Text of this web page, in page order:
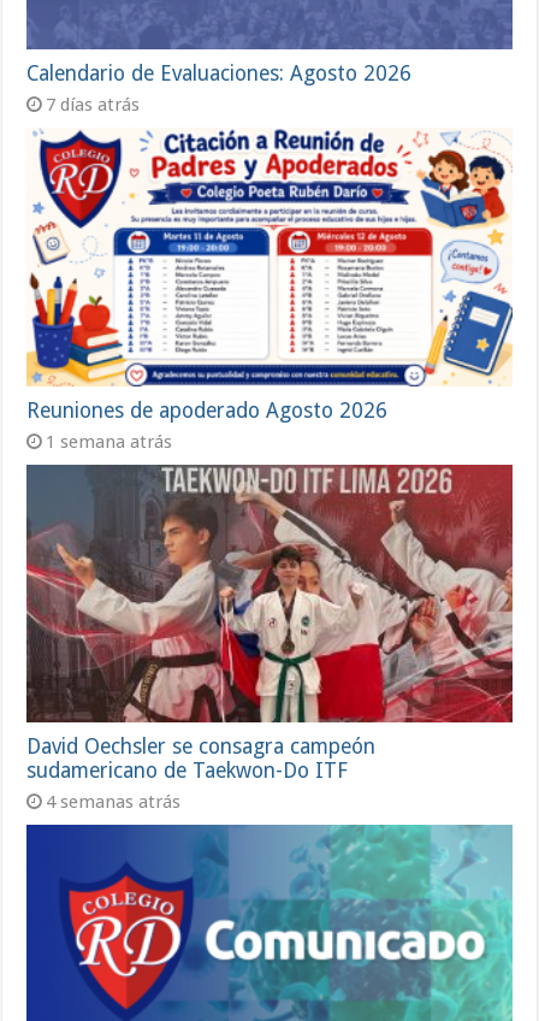
Calendario de Evaluaciones: Agosto 2026
7 días atrás
Reuniones de apoderado Agosto 2026
1 semana atrás
David Oechsler se consagra campeón
sudamericano de Taekwon-Do ITF
4 semanas atrás